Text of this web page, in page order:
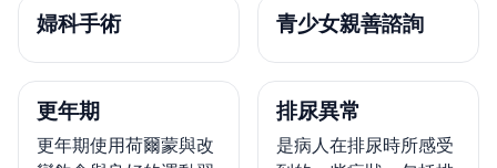
婦科手術 青少女親善諮詢
更年期
更年期使用荷爾蒙與改
排尿異常
是病人在排尿時所感受